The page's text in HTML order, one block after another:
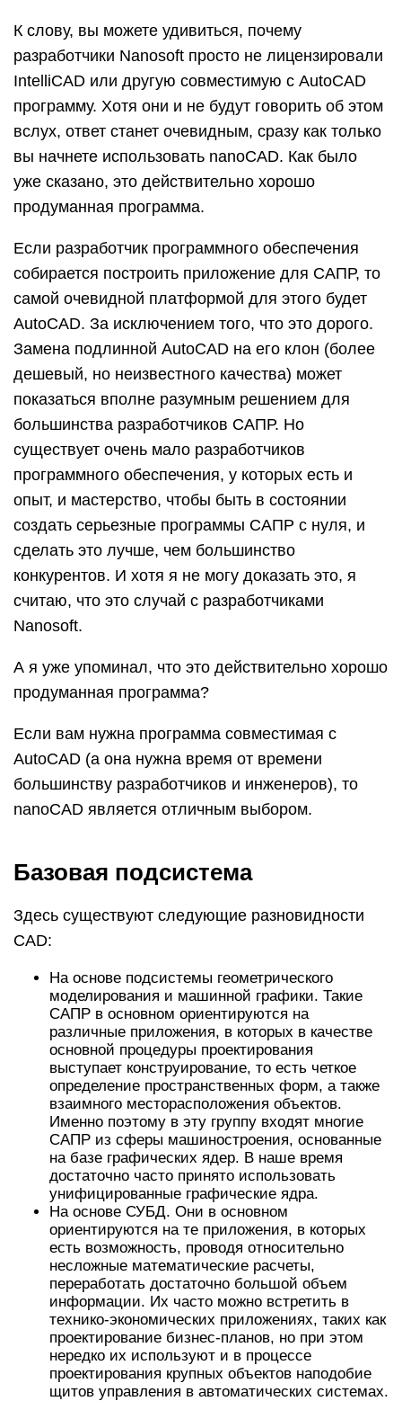
К слову, вы можете удивиться, почему
разработчики Nanosoft просто не лицензировали
IntelliCAD или другую совместимую с AutoCAD
программу. Хотя они и не будут говорить об этом
вслух, ответ станет очевидным, сразу как только
вы начнете использовать nanoCAD. Как было
уже сказано, это действительно хорошо
продуманная программа.
Если разработчик программного обеспечения
собирается построить приложение для САПР, то
самой очевидной платформой для этого будет
AutoCAD. За исключением того, что это дорого.
Замена подлинной AutoCAD на его клон (более
дешевый, но неизвестного качества) может
показаться вполне разумным решением для
большинства разработчиков САПР. Но
существует очень мало разработчиков
программного обеспечения, у которых есть и
опыт, и мастерство, чтобы быть в состоянии
создать серьезные программы САПР с нуля, и
сделать это лучше, чем большинство
конкурентов. И хотя я не могу доказать это, я
считаю, что это случай с разработчиками
Nanosoft.
А я уже упоминал, что это действительно хорошо
продуманная программа?
Если вам нужна программа совместимая с
AutoCAD (а она нужна время от времени
большинству разработчиков и инженеров), то
nanoCAD является отличным выбором.
Базовая подсистема
Здесь существуют следующие разновидности
CAD:
На основе подсистемы геометрического
моделирования и машинной графики. Такие
САПР в основном ориентируются на
различные приложения, в которых в качестве
основной процедуры проектирования
выступает конструирование, то есть четкое
определение пространственных форм, а также
взаимного месторасположения объектов.
Именно поэтому в эту группу входят многие
САПР из сферы машиностроения, основанные
на базе графических ядер. В наше время
достаточно часто принято использовать
унифицированные графические ядра.
На основе СУБД. Они в основном
ориентируются на те приложения, в которых
есть возможность, проводя относительно
несложные математические расчеты,
переработать достаточно большой объем
информации. Их часто можно встретить в
технико-экономических приложениях, таких как
проектирование бизнес-планов, но при этом
нередко их используют и в процессе
проектирования крупных объектов наподобие
щитов управления в автоматических системах.